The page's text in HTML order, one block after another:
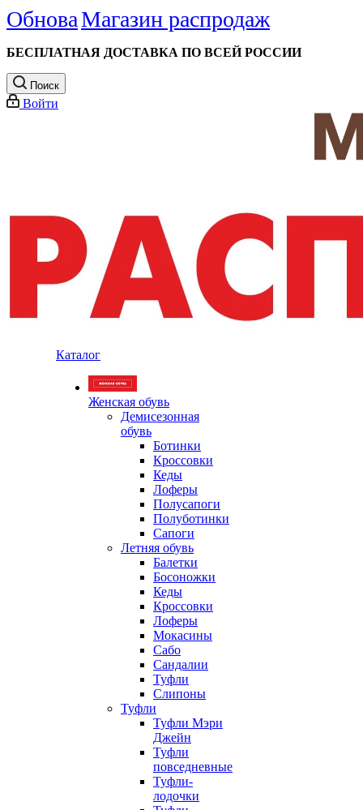
ОбноваМагазин распродаж
БЕСПЛАТНАЯ ДОСТАВКА ПО ВСЕЙ РОССИИ
Поиск
Войти
Каталог
Женская обувь
Демисезонная
обувь
Ботинки
Кроссовки
Кеды
Лоферы
Полусапоги
Полуботинки
Сапоги
Летняя обувь
Балетки
Босоножки
Кеды
Кроссовки
Лоферы
Мокасины
Сабо
Сандалии
Туфли
Слипоны
Туфли
Туфли Мэри
Джейн
Туфли
повседневные
Туфли-
лодочки